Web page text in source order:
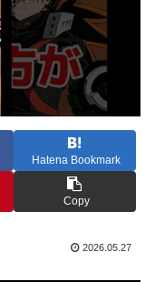
Hatena Bookmark
Copy
2026.05.27